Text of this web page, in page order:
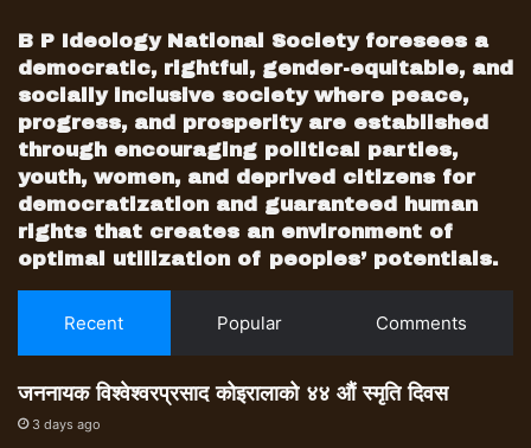
B P Ideology National Society foresees a
democratic, rightful, gender-equitable, and
socially inclusive society where peace,
progress, and prosperity are established
through encouraging political parties,
youth, women, and deprived citizens for
democratization and guaranteed human
rights that creates an environment of
optimal utilization of peoples’ potentials.
Recent Popular Comments
जननायक विश्वेश्वरप्रसाद कोइरालाको ४४ औं स्मृति दिवस
3 days ago